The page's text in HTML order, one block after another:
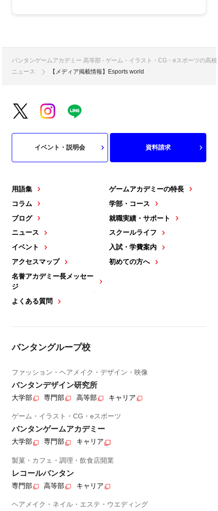
バンタンゲームアカデミー 高等部 - ゲーム・イラスト・CG・eスポーツの高
ニュース
【メディア掲載情報】Esports world
用語集
コラム
ブログ
ニュース
イベント
アクセスマップ
名誉アカデミー長メッセー
ジ
よくある質問
ゲームアカデミーの特長
学部・コース
就職実績・サポート
スクールライフ
入試・学費案内
初めての方へ
イベント・説明会 資料請求
バンタングループ校
ファッション・ヘアメイク・デザイン・映像
バンタンデザイン研究所
大学部 専門部 高等部 キャリア
ゲーム・イラスト・CG・eスポーツ
バンタンゲームアカデミー
大学部 専門部 キャリア
製菓・カフェ・調理・飲食店開業
レコールバンタン
専門部 高等部 キャリア
ヘアメイク・ネイル・エステ・ウエディング